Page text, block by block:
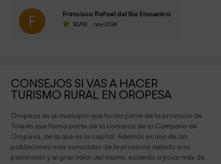
F Francisco Rafael del Río Encuentra
10/10 nov-2024
CONSEJOS SI VAS A HACER
TURISMO RURAL EN OROPESA
Oropesa es un municipio que forma parte de la provincia de
Toledo que forma parte de la comarca de la Campana de
Oropesa, de la que es la capital. Además es una de las
poblaciones más conocidas de la provincia debido a su
patrimonio y al gran valor del mismo, estando a poco más de